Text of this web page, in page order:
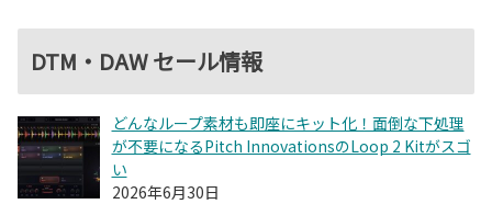
DTM・DAW セール情報
どんなループ素材も即座にキット化！面倒な下処理
が不要になるPitch InnovationsのLoop 2 Kitがスゴ
い
2026年6月30日